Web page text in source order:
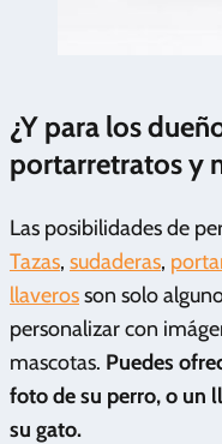
¿Y para los
portarretratos y
Las posibilidades de
Tazas, sudaderas,
llaverosson solo
personalizar con
mascotas. Puedes
foto de su perro, o un
su gato.